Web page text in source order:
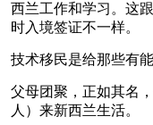
西兰工作和学习。这
时入境签证不一样。
技术移民是给那些有
父母团聚，正如其名
人）来新西兰生活。